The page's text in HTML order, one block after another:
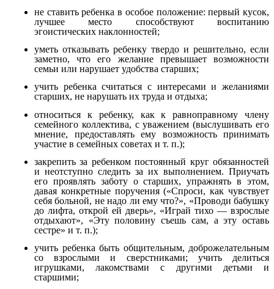
не ставить ребенка в особое положение: первый кусок,
лучшее место способствуют воспитанию
эгоистических наклонностей;
уметь отказывать ребенку твердо и решительно, если
заметно, что его желание превышает возможности
семьи или нарушает удобства старших;
учить ребенка считаться с интересами и желаниями
старших, не нарушать их труда и отдыха;
относиться к ребенку, как к равноправному члену
семейного коллектива, с уважением (выслушивать его
мнение, предоставлять ему возможность принимать
участие в семейных советах и т. п.);
закрепить за ребенком постоянный круг обязанностей
и неотступно следить за их выполнением. Приучать
его проявлять заботу о старших, упражнять в этом,
давая конкретные поручения («Спроси, как чувствует
себя больной, не надо ли ему что?», «Проводи бабушку
до лифта, открой ей дверь», «Играй тихо — взрослые
отдыхают», «Эту половину съешь сам, а эту оставь
сестре» и т. п.);
учить ребенка быть общительным, доброжелательным
со взрослыми и сверстниками; учить делиться
игрушками, лакомствами с другими детьми и
старшими;